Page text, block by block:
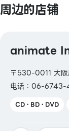
周边的店铺
animate
〒530-0011 大阪
电话：06-6743-
CD・BD・DVD